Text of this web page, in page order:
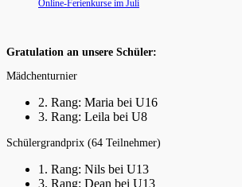
Online-Ferienkurse im Juli
Gratulation an unsere Schüler:
Mädchenturnier
2. Rang: Maria bei U16
3. Rang: Leila bei U8
Schülergrandprix (64 Teilnehmer)
1. Rang: Nils bei U13
3. Rang: Dean bei U13